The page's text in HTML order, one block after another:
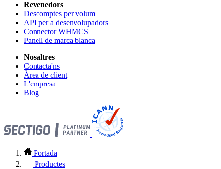
Revenedors
Descomptes per volum
API per a desenvolupadors
Connector WHMCS
Panell de marca blanca
Nosaltres
Contacta'ns
Àrea de client
L'empresa
Blog
Portada
Productes